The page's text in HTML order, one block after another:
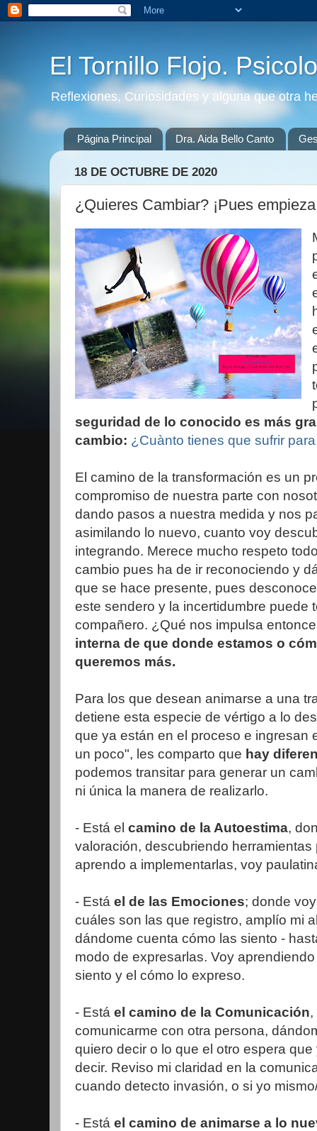
El Tornillo Flojo.
Reflexiones, Curiosidades y alguna que otra
Página Principal Dra. Aida Bello Canto
18 DE OCTUBRE DE 2020
¿Quieres Cambiar? ¡Pues
seguridad de lo conocido es más
cambio: ¿Cuànto tienes que sufrir
El camino de la transformación es un
compromiso de nuestra parte con
dando pasos a nuestra medida y nos
asimilando lo nuevo, cuanto voy
integrando. Merece mucho respeto
cambio pues ha de ir reconociendo y
que se hace presente, pues
este sendero y la incertidumbre puede
compañero. ¿Qué nos impulsa
interna de que donde estamos o
queremos más.
Para los que desean animarse a una
detiene esta especie de vértigo a lo
que ya están en el proceso e ingresan
un poco", les comparto que hay
podemos transitar para generar un
ni única la manera de realizarlo.
- Está el camino de la Autoestima,
valoración, descubriendo
aprendo a implementarlas, voy
- Está el de las Emociones; donde
cuáles son las que registro, amplío mi
dándome cuenta cómo las siento -
modo de expresarlas. Voy
siento y el cómo lo expreso.
- Está el camino de la Comunicación,
comunicarme con otra persona,
quiero decir o lo que el otro espera
decir. Reviso mi claridad en la
cuando detecto invasión, o si yo
- Está el camino de animarse a lo